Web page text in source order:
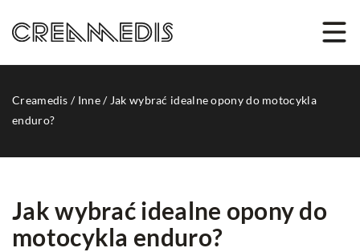
Creamedis / Inne/ Jak wybrać idealne opony do motocykla
enduro?
Jak wybrać idealne opony do
motocykla enduro?